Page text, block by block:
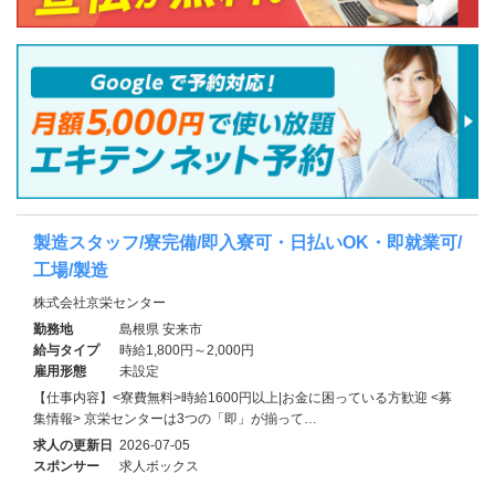
製造スタッフ/寮完備/即入寮可・日払いOK・即就業可/
工場/製造
株式会社京栄センター
勤務地
島根県 安来市
給与タイプ
時給1,800円～2,000円
雇用形態
未設定
【仕事内容】<寮費無料>時給1600円以上|お金に困っている方歓迎 <募
集情報> 京栄センターは3つの「即」が揃って…
求人の更新日 2026-07-05
スポンサー
求人ボックス